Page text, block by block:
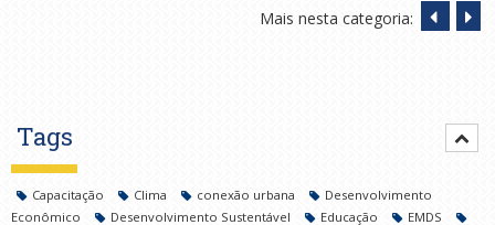
Mais nesta categoria:
Tags
Capacitação Clima conexão urbana
Desenvolvimento
Econômico
Desenvolvimento Sustentável Educação
EMDS